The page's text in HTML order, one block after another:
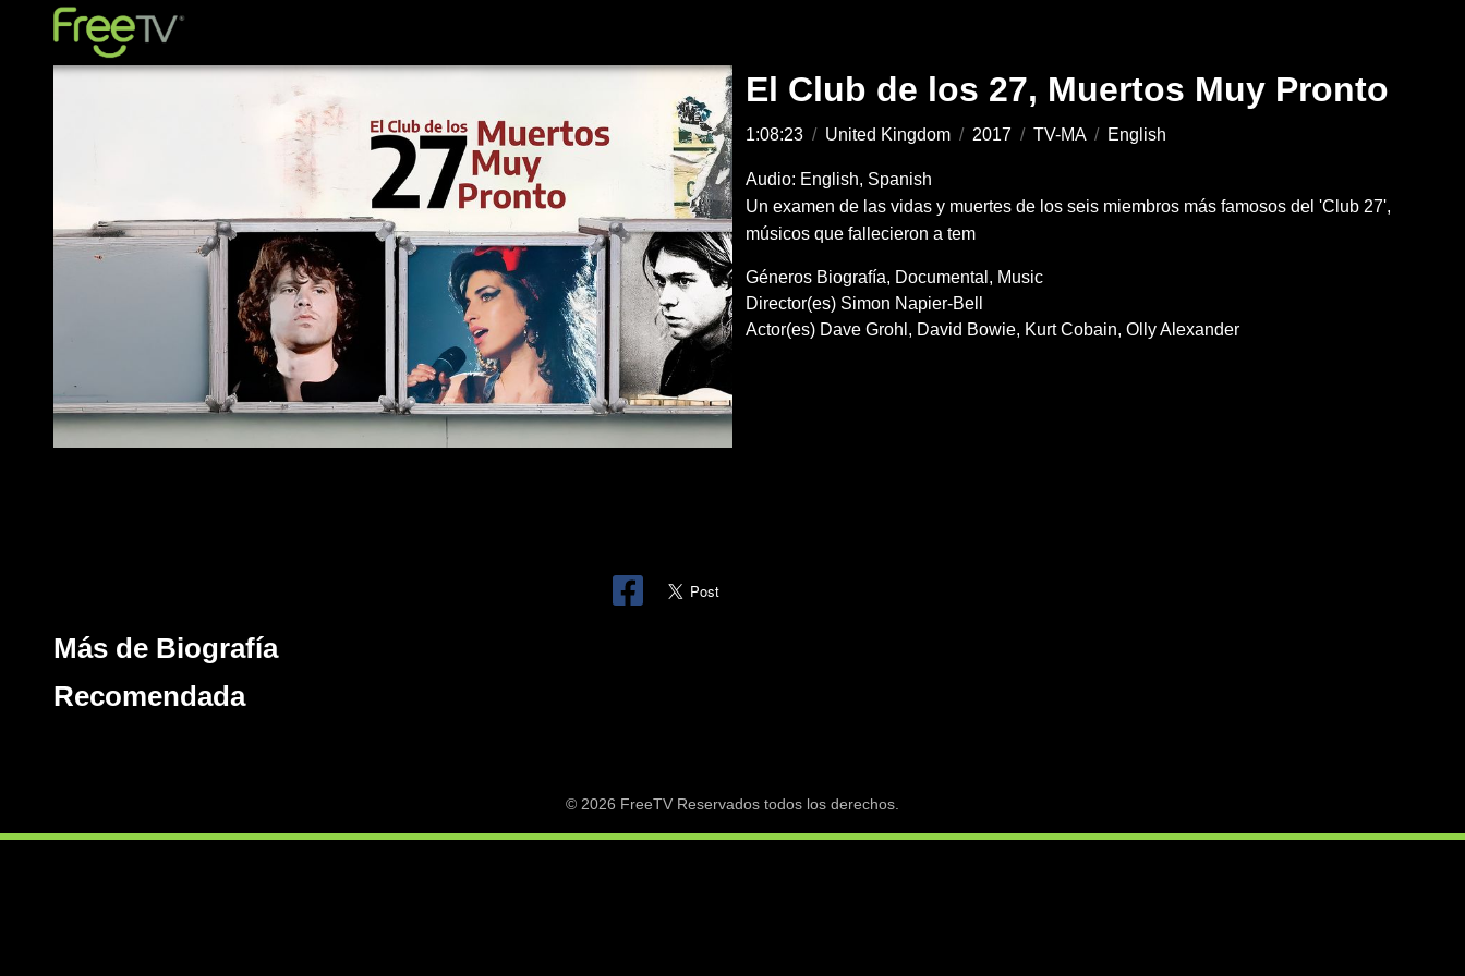
El Club de los 27, Muertos Muy Pronto
1:08:23 / United Kingdom / 2017 / TV-MA / English
Audio: English, Spanish
Un examen de las vidas y muertes de los seis miembros más famosos del 'Club 27',
músicos que fallecieron a tem
Géneros Biografía Documental
Music
Director(es) Simon Napier-Bell
Actor(es) Dave Grohl David Bowie Kurt Cobain Olly Alexander
Más de Biografía
Recomendada
© 2026 FreeTV Reservados todos los derechos.